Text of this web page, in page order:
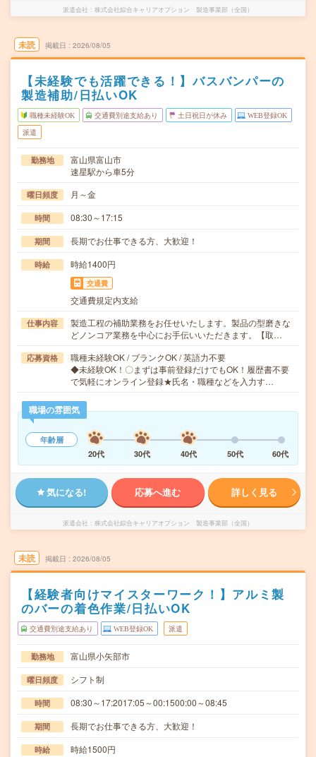
派遣会社 株式会社綜合キャリアオプション 製造事業部（全国）
未読 掲載日 2026/08/05
【未経験でも活躍できる！】バスバンパーの
製造補助/日払いOK
職種未経験OK 交通費別途支給あり 土日祝日が休み WEB登録OK
派遣
勤務地
富山県富山市
速星駅から車5分
曜日頻度 月～金
時間 08:30～17:15
期間 長期でお仕事できる方、大歓迎！
時給 時給1400円
交通費
交通費規定内支給
仕事内容
製造工程の補助業務をお任せいたします。製品の型磨きな
どノンコア業務を中心にお手伝いいただきます。【取…
応募資格
職種未経験OK / ブランクOK / 英語力不要
◆未経験OK！〇まずは事前登録だけでもOK！履歴書不要
で気軽にオンライン登録★氏名・職種などを入力す…
職場の雰囲気
年齢層
20代
30代 40代 50代 60代
気になる! 応募へ進む 詳しく見る
派遣会社 株式会社綜合キャリアオプション 製造事業部（全国）
未読 掲載日 2026/08/05
【経験者向けマイスターワーク！】アルミ製
のバーの着色作業/日払いOK
交通費別途支給あり WEB登録OK 派遣
勤務地 富山県小矢部市
曜日頻度 シフト制
時間 08:30～17:2017:05～00:1500:00～08:45
期間 長期でお仕事できる方、大歓迎！
時給 時給1500円